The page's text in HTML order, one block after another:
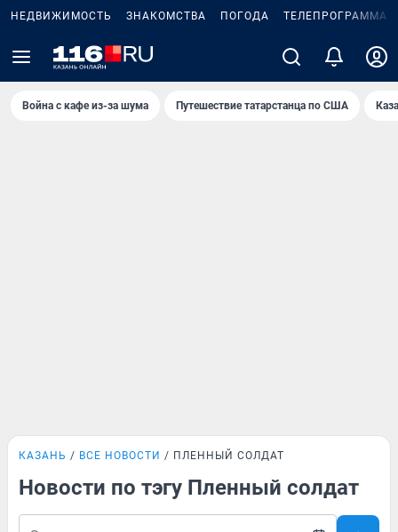
НЕДВИЖИМОСТЬ ЗНАКОМСТВА ПОГОДА ТЕЛЕПРОГРАММА
Война с кафе из-за шума Путешествие татарстанца по США
КАЗАНЬ ВСЕ НОВОСТИ ПЛЕННЫЙ СОЛДАТ
Новости по тэгу Пленный солдат